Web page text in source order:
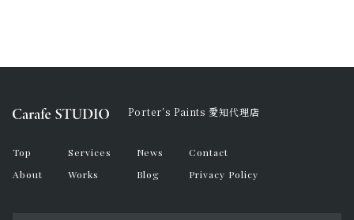
Porter’s Paints 愛知代理店
Top
About
Services
Works
News
Blog
Contact
Privacy Policy